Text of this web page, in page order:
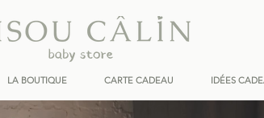
LA BOUTIQUE CARTE CADEAU IDÉES